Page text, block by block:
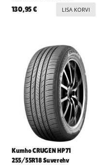
130,95€ LISA KORVI
Kumho CRUGEN HP71
255/55R18 Suverehv